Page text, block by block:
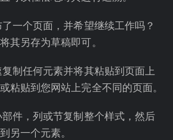
一个页面，并希望继续工作吗？
其另存为草稿即可。
制任何元素并将其粘贴到页面上
粘贴到您网站上完全不同的页面。
部件，列或节复制整个样式，然后
另一个元素。